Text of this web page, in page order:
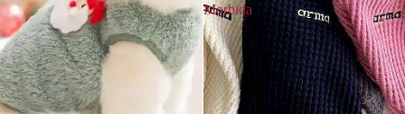
Morbida